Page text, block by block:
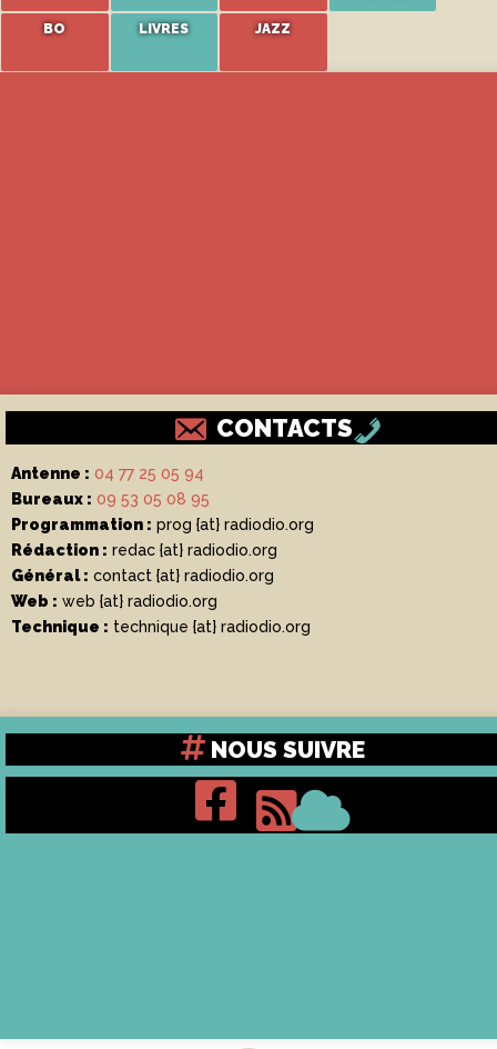
BO LIVRES JAZZ
CONTACTS
Antenne : 04 77 25 05 94
Bureaux : 09 53 05 08 95
Programmation : prog {at} radiodio.org
Rédaction : redac {at} radiodio.org
Général : contact {at} radiodio.org
Web : web {at} radiodio.org
Technique : technique {at} radiodio.org
NOUS SUIVRE